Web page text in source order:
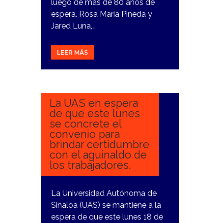
luego de más de 80 años de
espera. Rosa María Pineda y
Jared Luna,…
LEER MÁS
18
La UAS en espera
de que este lunes
se concrete el
convenio para
brindar certidumbre
con el aguinaldo de
los trabajadores.
La Universidad Autónoma de
Sinaloa (UAS) se mantiene a la
espera de que este lunes 18 de